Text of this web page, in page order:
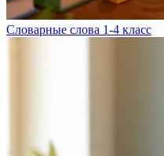
Словарные слова 1-4 класс